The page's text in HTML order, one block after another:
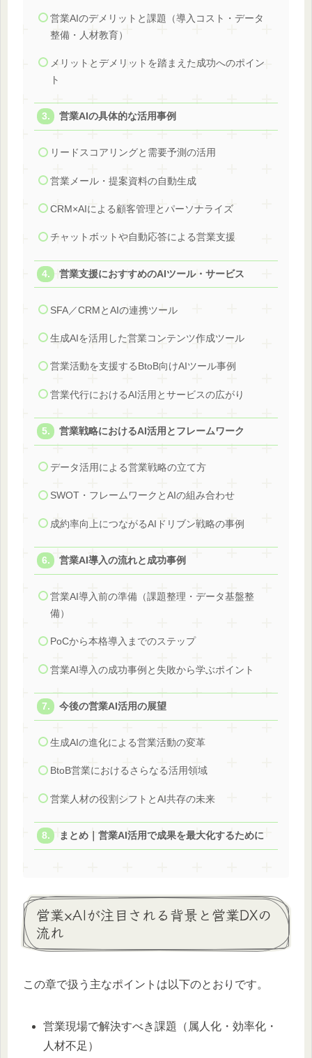
営業AIのデメリットと課題（導入コスト・データ
整備・人材教育）
メリットとデメリットを踏まえた成功へのポイン
ト
営業AIの具体的な活用事例
リードスコアリングと需要予測の活用
営業メール・提案資料の自動生成
CRM×AIによる顧客管理とパーソナライズ
チャットボットや自動応答による営業支援
営業支援におすすめのAIツール・サービス
SFA／CRMとAIの連携ツール
生成AIを活用した営業コンテンツ作成ツール
営業活動を支援するBtoB向けAIツール事例
営業代行におけるAI活用とサービスの広がり
営業戦略におけるAI活用とフレームワーク
データ活用による営業戦略の立て方
SWOT・フレームワークとAIの組み合わせ
成約率向上につながるAIドリブン戦略の事例
営業AI導入の流れと成功事例
営業AI導入前の準備（課題整理・データ基盤整
備）
PoCから本格導入までのステップ
営業AI導入の成功事例と失敗から学ぶポイント
今後の営業AI活用の展望
生成AIの進化による営業活動の変革
BtoB営業におけるさらなる活用領域
営業人材の役割シフトとAI共存の未来
まとめ｜営業AI活用で成果を最大化するために
営業×AIが注目される背景と営業DXの
流れ
この章で扱う主なポイントは以下のとおりです。
営業現場で解決すべき課題（属人化・効率化・
人材不足）